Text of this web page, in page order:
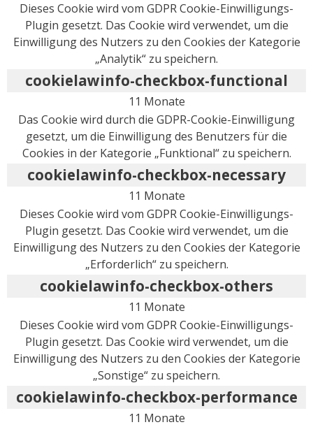
Dieses Cookie wird vom GDPR Cookie-Einwilligungs-
Plugin gesetzt. Das Cookie wird verwendet, um die
Einwilligung des Nutzers zu den Cookies der Kategorie
„Analytik“ zu speichern.
cookielawinfo-checkbox-functional
11 Monate
Das Cookie wird durch die GDPR-Cookie-Einwilligung
gesetzt, um die Einwilligung des Benutzers für die
Cookies in der Kategorie „Funktional“ zu speichern.
cookielawinfo-checkbox-necessary
11 Monate
Dieses Cookie wird vom GDPR Cookie-Einwilligungs-
Plugin gesetzt. Das Cookie wird verwendet, um die
Einwilligung des Nutzers zu den Cookies der Kategorie
„Erforderlich“ zu speichern.
cookielawinfo-checkbox-others
11 Monate
Dieses Cookie wird vom GDPR Cookie-Einwilligungs-
Plugin gesetzt. Das Cookie wird verwendet, um die
Einwilligung des Nutzers zu den Cookies der Kategorie
„Sonstige“ zu speichern.
cookielawinfo-checkbox-performance
11 Monate